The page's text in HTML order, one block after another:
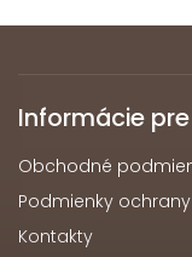
Informácie
Obchodné
Podmienky
Kontakty